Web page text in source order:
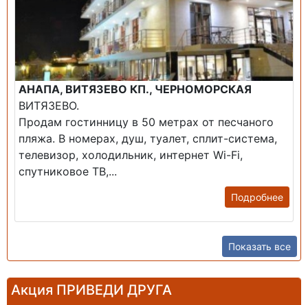
АНАПА, ВИТЯЗЕВО КП., ЧЕРНОМОРСКАЯ
ВИТЯЗЕВО.
Продам гостинницу в 50 метрах от песчаного
пляжа. В номерах, душ, туалет, сплит-система,
телевизор, холодильник, интернет Wi-Fi,
спутниковое ТВ,...
Подробнее
Показать все
Акция ПРИВЕДИ ДРУГА